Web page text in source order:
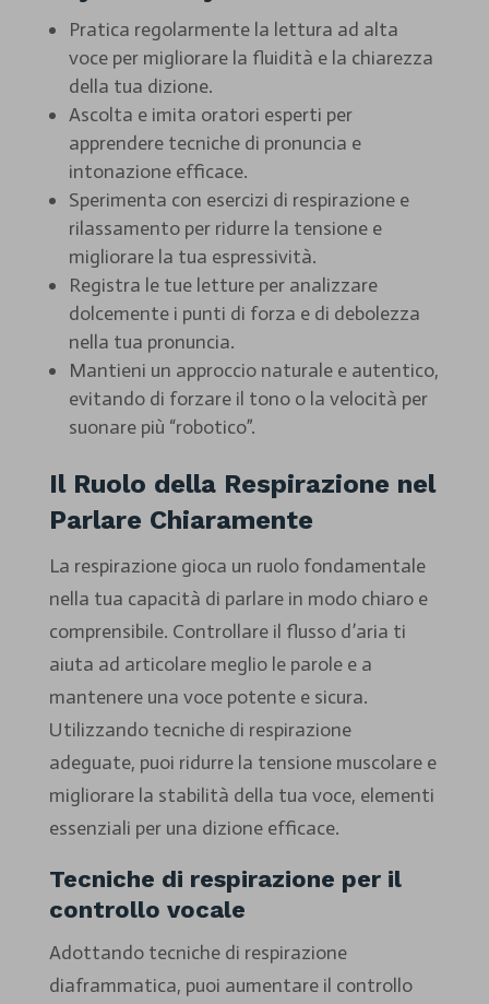
Pratica regolarmente la lettura ad alta
voce per migliorare la fluidità e la chiarezza
della tua dizione.
Ascolta e imita oratori esperti per
apprendere tecniche di pronuncia e
intonazione efficace.
Sperimenta con esercizi di respirazione e
rilassamento per ridurre la tensione e
migliorare la tua espressività.
Registra le tue letture per analizzare
dolcemente i punti di forza e di debolezza
nella tua pronuncia.
Mantieni un approccio naturale e autentico,
evitando di forzare il tono o la velocità per
suonare più “robotico”.
Il Ruolo della Respirazione nel
Parlare Chiaramente
La respirazione gioca un ruolo fondamentale
nella tua capacità di parlare in modo chiaro e
comprensibile. Controllare il flusso d’aria ti
aiuta ad articolare meglio le parole e a
mantenere una voce potente e sicura.
Utilizzando tecniche di respirazione
adeguate, puoi ridurre la tensione muscolare e
migliorare la stabilità della tua voce, elementi
essenziali per una dizione efficace.
Tecniche di respirazione per il
controllo vocale
Adottando tecniche di respirazione
diaframmatica, puoi aumentare il controllo